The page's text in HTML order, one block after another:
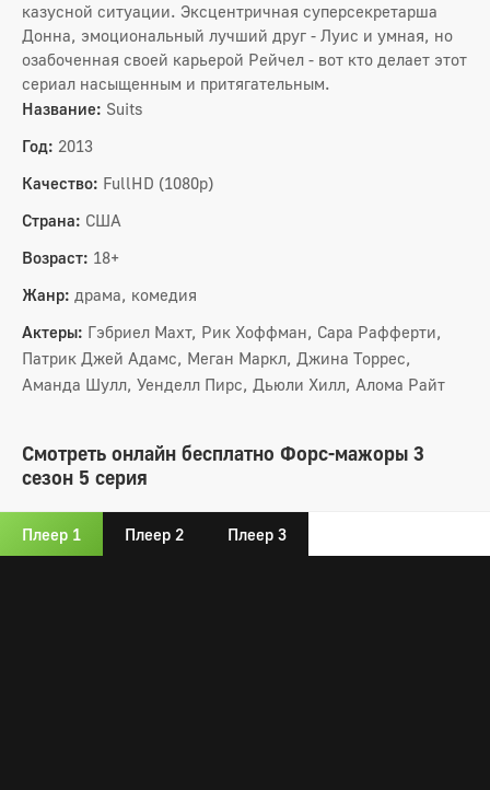
казусной ситуации. Эксцентричная суперсекретарша
Донна, эмоциональный лучший друг - Луис и умная, но
озабоченная своей карьерой Рейчел - вот кто делает этот
сериал насыщенным и притягательным.
Название: Suits
Год: 2013
Качество: FullHD (1080p)
Страна: США
Возраст: 18+
Жанр: драма, комедия
Актеры: Гэбриел Махт, Рик Хоффман, Сара Рафферти,
Патрик Джей Адамс, Меган Маркл, Джина Торрес,
Аманда Шулл, Уенделл Пирс, Дьюли Хилл, Алома Райт
Смотреть онлайн бесплатно Форс-мажоры 3
сезон 5 серия
Плеер 1 Плеер 2 Плеер 3